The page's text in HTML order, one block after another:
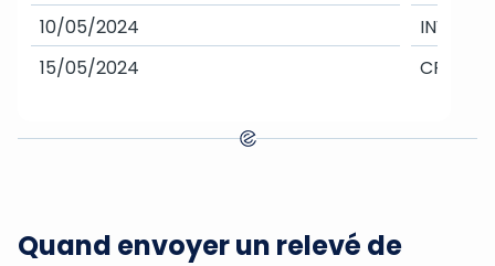
10/05/2024
15/05/2024
INV-
CRN-
Quand envoyer un relevé de